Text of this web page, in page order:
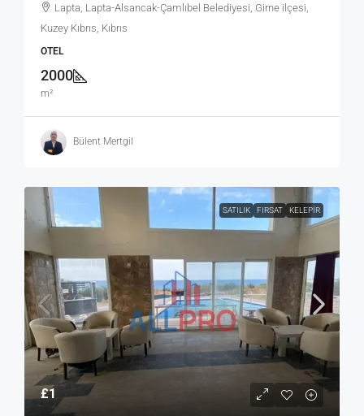
Lapta, Lapta-Alsancak-Çamlıbel Belediyesi, Girne ilçesi,
Kuzey Kıbrıs, Kıbrıs
OTEL
2000
m²
Bülent Mertgil
SATILIK FIRSAT KELEPIR
£1